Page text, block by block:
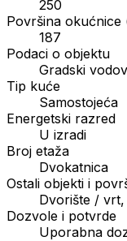
250
Površina okućnice
187
Podaci o objektu
Gradski
Tip kuće
Samostojeća
Energetski razred
U izradi
Broj etaža
Dvokatnica
Ostali objekti i
Dvorište /
Dozvole i potvrde
Uporabna